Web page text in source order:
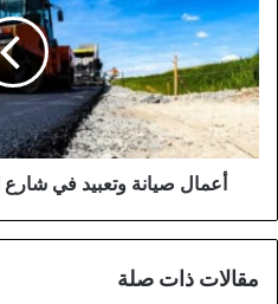
في
شارع
المطار
باتجاه
الدوار
السابع
أعمال صيانة وتعبيد في شارع
مقالات ذات صلة